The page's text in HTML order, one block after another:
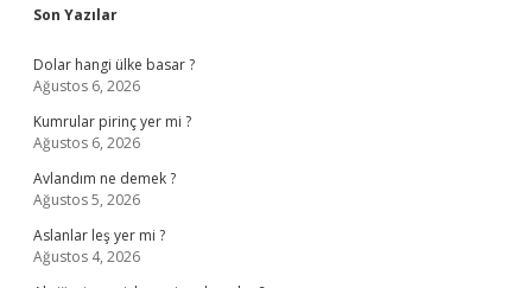
Sidebar
Son Yazılar
Dolar hangi ülke basar ?
Ağustos 6, 2026
Kumrular pirinç yer mi ?
Ağustos 6, 2026
Avlandım ne demek ?
Ağustos 5, 2026
Aslanlar leş yer mi ?
Ağustos 4, 2026